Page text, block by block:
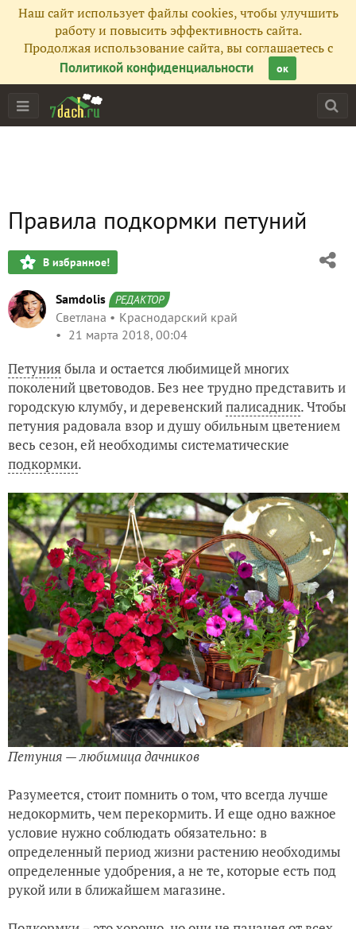
Наш сайт использует файлы cookies, чтобы улучшить
работу и повысить эффективность сайта.
Продолжая использование сайта, вы соглашаетесь с
Политикой конфиденциальности
ок
Правила подкормки петуний
В избранное!
Samdolis РЕДАКТОР
Светлана
Краснодарский край
21 марта 2018, 00:04
Петуниябыла и остается любимицей многих
поколений цветоводов. Без нее трудно представить и
городскую клумбу, и деревенскийпалисадник. Чтобы
петуния радовала взор и душу обильным цветением
весь сезон, ей необходимы систематические
подкормки.
Петуния — любимица дачников
Разумеется, стоит помнить о том, что всегда лучше
недокормить, чем перекормить. И еще одно важное
условие нужно соблюдать обязательно: в
определенный период жизни растению необходимы
определенные удобрения, а не те, которые есть под
рукой или в ближайшем магазине.